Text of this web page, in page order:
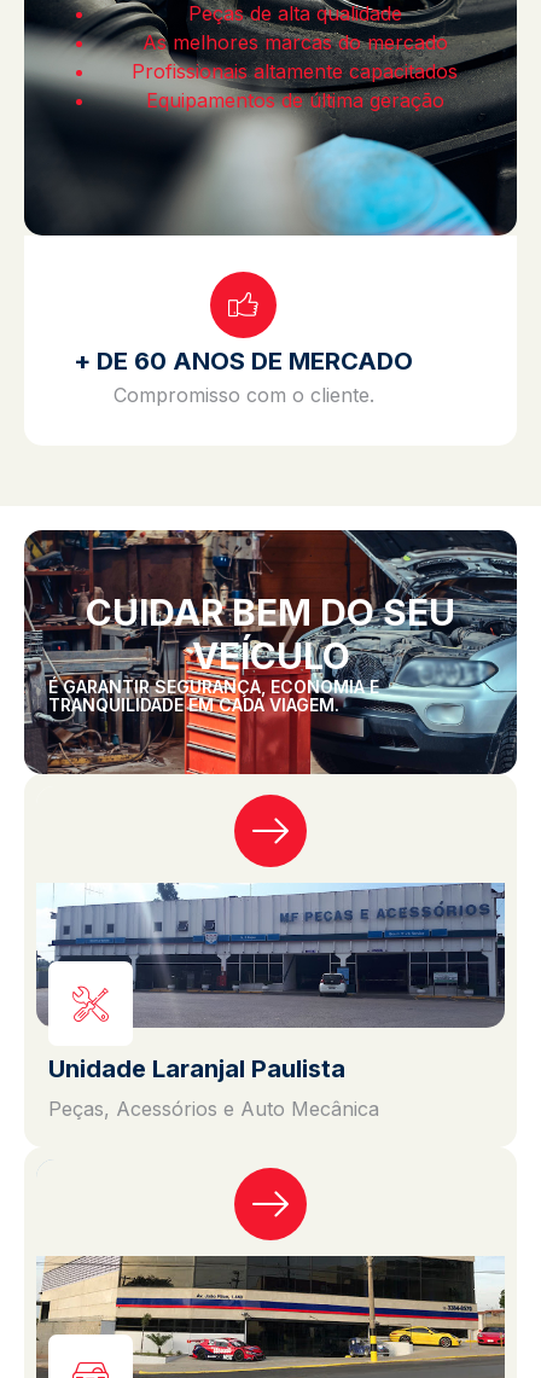
Peças de alta qualidade
As melhores marcas do mercado
Profissionais altamente capacitados
Equipamentos de última geração
+ DE 60 ANOS DE MERCADO
Compromisso com o cliente.
CUIDAR BEM DO SEU
VEÍCULO
É GARANTIR SEGURANÇA, ECONOMIA E
TRANQUILIDADE EM CADA VIAGEM.
Unidade Laranjal Paulista
Peças, Acessórios e Auto Mecânica